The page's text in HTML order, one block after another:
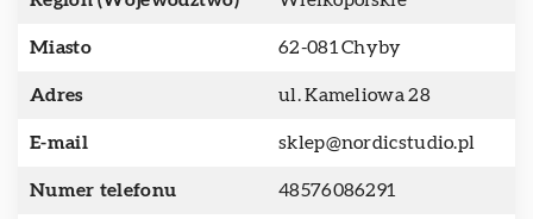
Miasto 62-081 Chyby
Adres ul. Kameliowa 28
E-mail sklep@nordicstudio.pl
Numer telefonu 48576086291